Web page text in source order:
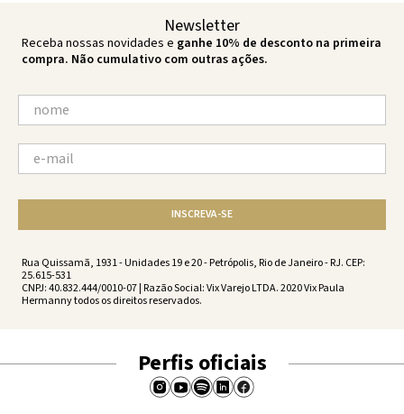
Newsletter
Receba nossas novidades e ganhe 10% de desconto na primeira
compra. Não cumulativo com outras ações.
INSCREVA-SE
Rua Quissamã, 1931 - Unidades 19 e 20 - Petrópolis, Rio de Janeiro - RJ. CEP:
25.615-531
CNPJ: 40.832.444/0010-07 | Razão Social: Vix Varejo LTDA. 2020 Vix Paula
Hermanny todos os direitos reservados.
Perfis oficiais